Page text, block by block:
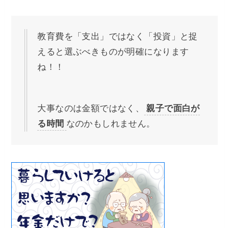
教育費を「支出」ではなく「投資」と捉
えると選ぶべきものが明確になります
ね！！
大事なのは金額ではなく、
親子で面白が
る時間 なのかもしれません。